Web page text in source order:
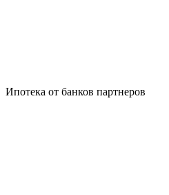
Ипотека от банков партнеров